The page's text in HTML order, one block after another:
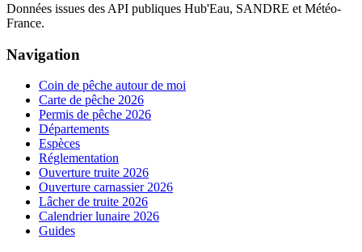
Données issues des API publiques Hub'Eau, SANDRE et Météo-
France.
Navigation
Coin de pêche autour de moi
Carte de pêche 2026
Permis de pêche 2026
Départements
Espèces
Réglementation
Ouverture truite 2026
Ouverture carnassier 2026
Lâcher de truite 2026
Calendrier lunaire 2026
Guides